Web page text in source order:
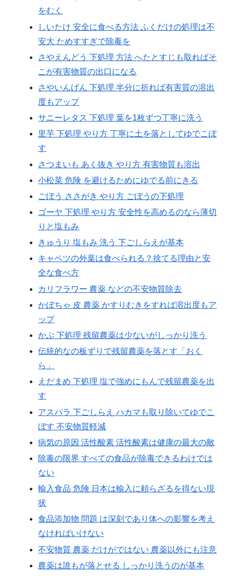
をむく
しいたけ 安全に食べる方法 ふくだけの処理は不
安大 ためすすぎで除毒を
さやえんどう 下処理 方法 へたとすじも取ればそ
こが有害物質の出口になる
さやいんげん 下処理 半分に折れば有害質の溶出
度もアップ
サニーレタス 下処理 葉を1枚ずつ丁寧に洗う
里芋 下処理 やり方 丁寧に土を落としてゆでこぼ
す
さつまいも あく抜き やり方 有害物質も溶出
小松菜 危険 を避けるためにゆでる前にきる
ごぼう ささがき やり方 ごぼうの下処理
ゴーヤ 下処理 やり方 安全性を高めるのなら薄切
りと塩もみ
きゅうり 塩もみ 洗う 下ごしらえが基本
キャベツの外葉は食べられる？捨てる理由と安
全な食べ方
カリフラワー 農薬 などの不安物質除去
かぼちゃ 皮 農薬 かすりむきをすれば溶出度もア
ップ
かぶ 下処理 残留農薬は少ないがしっかり洗う
伝統的なの板ずりで残留農薬を落とす「おく
ら」
えだまめ 下処理 塩で強めにもんで残留農薬を出
す
アスパラ 下ごしらえ ハカマも取り除いてゆでこ
ぼす 不安物質軽減
病気の原因 活性酸素 活性酸素は健康の最大の敵
除毒の限界 すべての食品が除毒できるわけでは
ない
輸入食品 危険 日本は輸入に頼らざるを得ない現
状
食品添加物 問題 は深刻であり体への影響を考え
なければいけない
不安物質 農薬 だけがではない 農薬以外にも注意
農薬は誰もが落とせる しっかり洗うのが基本